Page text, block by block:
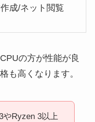
成/ネット閲覧
の方が性能が良
も高くなります。
やRyzen 3以上